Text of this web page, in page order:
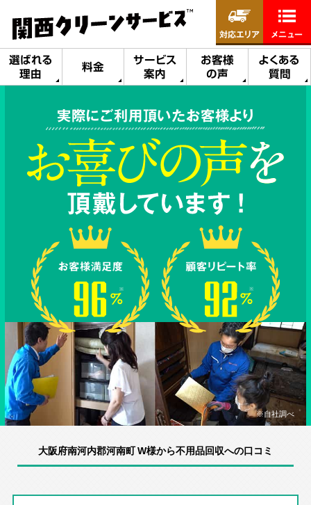
選ばれる
理由
料金
サービス
案内
お客様
の声
よくある
質問
対応エリア メニュー
実際にご利用頂いたお客様より
※自社調べ
大阪府南河内郡河南町 W様から不用品回収への口コミ